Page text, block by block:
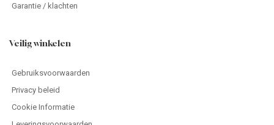
Garantie / klachten
Veilig winkelen
Gebruiksvoorwaarden
Privacy beleid
Cookie Informatie